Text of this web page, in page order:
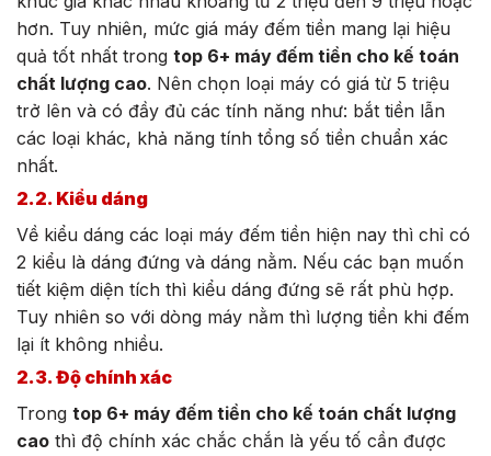
hơn. Tuy nhiên, mức giá máy đếm tiền mang lại hiệu
quả tốt nhất trong top 6+ máy đếm tiền cho kế toán
chất lượng cao. Nên chọn loại máy có giá từ 5 triệu
trở lên và có đầy đủ các tính năng như: bắt tiền lẫn
các loại khác, khả năng tính tổng số tiền chuẩn xác
nhất.
2.2. Kiểu dáng
Về kiểu dáng các loại máy đếm tiền hiện nay thì chỉ có
2 kiểu là dáng đứng và dáng nằm. Nếu các bạn muốn
tiết kiệm diện tích thì kiểu dáng đứng sẽ rất phù hợp.
Tuy nhiên so với dòng máy nằm thì lượng tiền khi đếm
lại ít không nhiều.
2.3. Độ chính xác
Trong top 6+ máy đếm tiền cho kế toán chất lượng
cao thì độ chính xác chắc chắn là yếu tố cần được